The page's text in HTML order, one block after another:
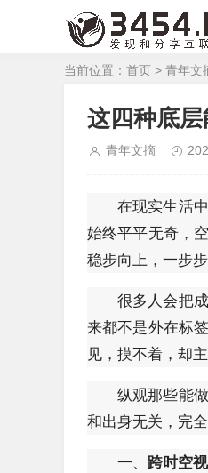
当前位置： 首页 > 青年文
这四种底
青年文摘
在现实生活
始终平平无奇，
稳步向上，一步
很多人会把
来都不是外在标
见，摸不着，却
纵观那些能
和出身无关，完
一、 跨时空